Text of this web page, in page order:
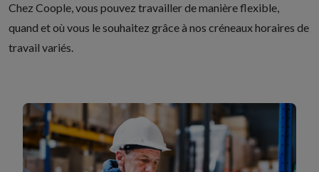
Chez Coople, vous pouvez travailler de manière flexible,
quand et où vous le souhaitez grâce à nos créneaux horaires de
travail variés.